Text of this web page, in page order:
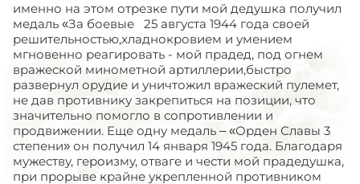
именно на этом отрезке пути мой дедушка получил
медаль «За боевые 25 августа 1944 года своей
решительностью,хладнокровием и умением
мгновенно реагировать - мой прадед, под огнем
вражеской минометной артиллерии,быстро
развернул орудие и уничтожил вражеский пулемет,
не дав противнику закрепиться на позиции, что
значительно помогло в сопротивлении и
продвижении. Еще одну медаль – «Орден Славы 3
степени» он получил 14 января 1945 года. Благодаря
мужеству, героизму, отваге и чести мой прадедушка,
при прорыве крайне укрепленной противником